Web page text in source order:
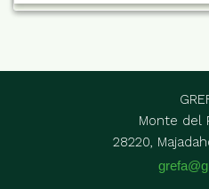
Monte del
28220,